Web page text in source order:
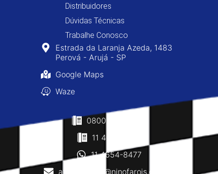
Distribuidores
Dúvidas Técnicas
Trabalhe Conosco
Estrada da Laranja Azeda, 1483
Perová - Arujá - SP
Google Maps
Waze
0800-400-8477
11 4610-0160
11 4654-8477
atendimento@ninofarois.com.br